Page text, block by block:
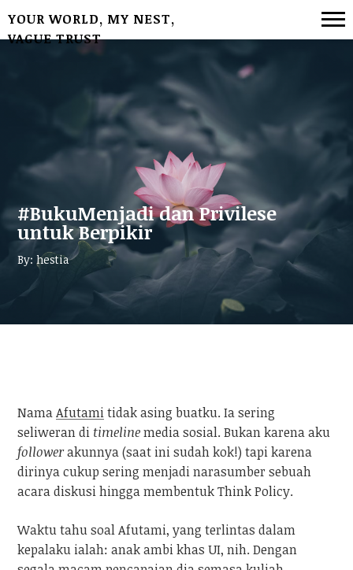
YOUR WORLD, MY NEST,
VAGUE TRUST
#BukuMenjadi dan Privilese
untuk Berpikir
By: hestia
NamaAfutamitidak asing buatku. Ia sering
seliweran ditimelinemedia sosial. Bukan karena aku
followerakunnya (saat ini sudah kok!) tapi karena
dirinya cukup sering menjadi narasumber sebuah
acara diskusi hingga membentuk Think Policy.
Waktu tahu soal Afutami, yang terlintas dalam
kepalaku ialah: anak ambi khas UI, nih. Dengan